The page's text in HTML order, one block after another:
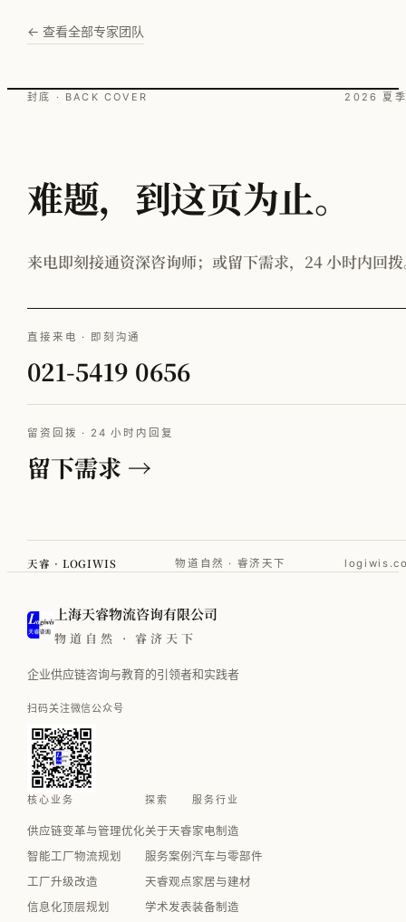
← 查看全部专家团队
封底 · BACK COVER 2026 夏
难题，到这页为止。
来电即刻接通资深咨询师；或留下需求，24 小时内回
直接来电 · 即刻沟通
021-5419 0656
留资回拨 · 24 小时内回复
留下需求 →
天睿 · LOGIWIS 物道自然 · 睿济天下
上海天睿物流咨询有限公司
物道自然 · 睿济天下
企业供应链咨询与教育的引领者和实践者
扫码关注微信公众号
核心业务
供应链变革与管理优化
智能工厂物流规划
工厂升级改造
信息化顶层规划
探索
关于天睿
服务案例
天睿观点
学术发表
服务行业
家电制造
汽车与零部件
家居与建材
装备制造